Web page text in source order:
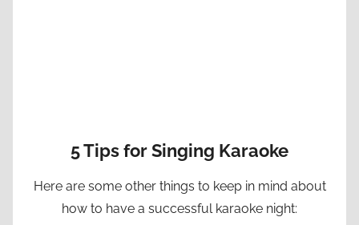
5 Tips for Singing Karaoke
Here are some other things to keep in mind about
how to have a successful karaoke night: